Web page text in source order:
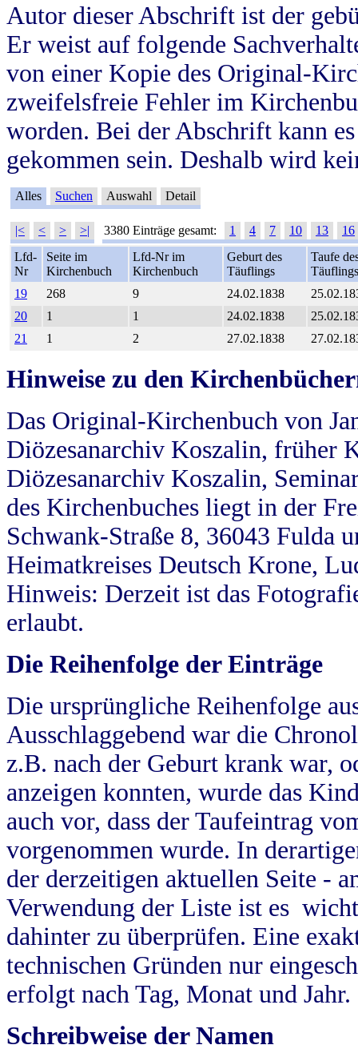
Autor dieser Abschrift ist der
Er weist auf folgende
von einer Kopie des Original-
zweifelsfreie Fehler im
worden. Bei der Abschrift kann
gekommen sein. Deshalb wird
Alles Suchen Auswahl Detail
|< < > >| 3380 Einträge gesamt: 1 4 7 10 13
16
Lfd-
Nr
Seite im
Kirchenbuch
Lfd-Nr im
Kirchenbuch
Geburt des
Täuflings
Taufe
Täuflings
19
268 9 24.02.1838
20
1 1 24.02.1838
21
1 2 27.02.1838
Hinweise zu den
Das Original-Kirchenbuch von
Diözesanarchiv Koszalin, früher
Diözesanarchiv Koszalin,
des Kirchenbuches liegt in der
Schwank-Straße 8, 36043 Fulda
Heimatkreises Deutsch Krone,
Hinweis: Derzeit ist das
erlaubt.
Die Reihenfolge der Einträge
Die ursprüngliche Reihenfolge
Ausschlaggebend war die
z.B. nach der Geburt krank war,
anzeigen konnten, wurde das
auch vor, dass der Taufeintrag
vorgenommen wurde. In
der derzeitigen aktuellen Seite -
Verwendung der Liste ist es
dahinter zu überprüfen. Eine
technischen Gründen nur
erfolgt nach Tag, Monat und Jahr.
Schreibweise der Namen